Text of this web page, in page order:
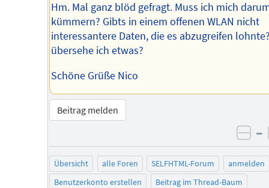
Hm. Mal ganz blöd gefragt. Muss ich mich
kümmern? Gibts in einem offenen WLAN nicht
interessantere Daten, die es abzugreifen
übersehe ich etwas?
Schöne Grüße Nico
Beitrag melden
–
Übersicht alle Foren SELFHTML-Forum
anmelden
Benutzerkonto erstellen
Beitrag im Thread-Baum